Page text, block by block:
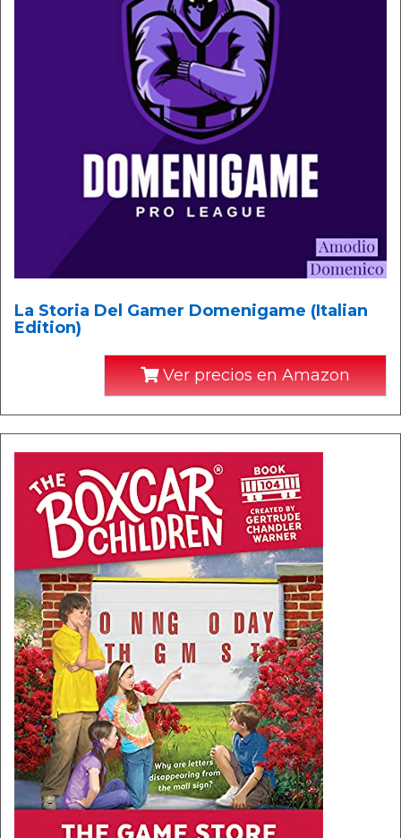
La Storia Del Gamer Domenigame (Italian
Edition)
Ver precios en Amazon